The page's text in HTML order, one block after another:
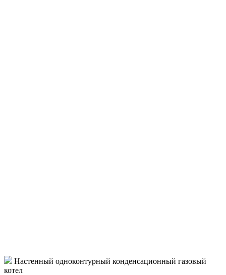
Настенный одноконтурный конденсационный газовый
котел